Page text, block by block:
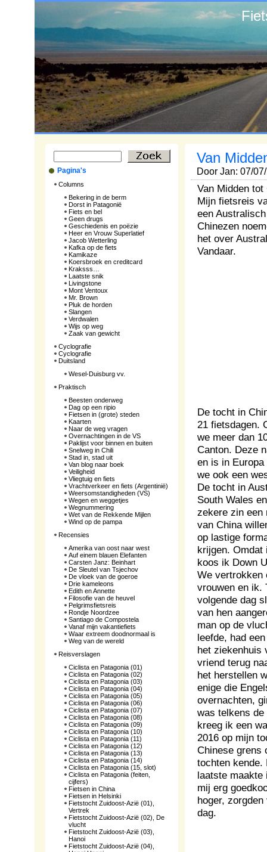
Pagina's
Columns
Bekering in de berm
Dorst in Patagonië
Fiets en bel
Geen drugs
Geschiedenis en poëzie
Heer en Vrouw Superlatief
Jacob Wetterling
Kafka op de fiets
Kamikaze
Koersbroek en creditcard
Kraksss…
Laatste snik
Livingstone
Mont Ventoux
Mr. Brown
Pluk de horden
Slangen
Verdwalen
Wijs op weg
Zaak van gewicht
Cyclografie
Cyclografie
Duitsland
Wesel-Duisburg vv.
Praktisch
Beesten onderweg
Dag op een ripio
Fietsen in (grote) steden
Kaarten
Naar de weg vragen
Overnachtingen in de VS
Paklijst voor binnen en buiten
Snelweg in Chili
Stad in, stad uit
Van blog naar boek
Veiligheid
Vliegtuig en fiets
Vrachtverkeer en fiets (Argentinië)
Weersomstandigheden (VS)
Wegen en weggetjes
Wegnummering
Wet van de Rekkende Mijlen
Wind op de pampa
Recensies
Amerika van oost naar west
Auf einem blauen Elefanten
Carsten Janz: Beinhart
De Sleutel van Tsjechov
De vloek van de goeroe
Drie kameleons
Edith en Annette
Filosofie van de heuvel
Pelgrimsfietsreis
Rondje Noordzee
Santiago de Compostela
Vanaf mijn vakantiefiets
Waar extreem doodnormaal is
Weg van de wereld
Reisverslagen
Ciclista en Patagonia (01)
Ciclista en Patagonia (02)
Ciclista en Patagonia (03)
Ciclista en Patagonia (04)
Ciclista en Patagonia (05)
Ciclista en Patagonia (06)
Ciclista en Patagonia (07)
Ciclista en Patagonia (08)
Ciclista en Patagonia (09)
Ciclista en Patagonia (10)
Ciclista en Patagonia (11)
Ciclista en Patagonia (12)
Ciclista en Patagonia (13)
Ciclista en Patagonia (14)
Ciclista en Patagonia (15, slot)
Ciclista en Patagonia (feiten,
cijfers)
Fietsen in China
Fietsen in Helsinki
Fietstocht Zuidoost-Azië (01),
Vertrek
Fietstocht Zuidoost-Azië (02), De
vlucht
Fietstocht Zuidoost-Azië (03),
Hanoi
Fietstocht Zuidoost-Azië (04),
Van
Door Jan: 07/
Van Midden
Mijn fietsreis
een
Chinezen
het over
Vandaar.
De tocht in
21 fietsdagen.
we meer dan
Canton. Deze
en is in
we ook een
De tocht in
South Wales
zekere zin een
van China
op lastige
krijgen. Omdat
koos ik Down
We vertrokken
vrouwen en ik.
volgende dag
van hen
man op de
leefde, had
het ziekenhuis
vriend terug
het herstellen
enige die
overnachten,
was telkens
kreeg ik een
2016 op mijn
Chinese grens
tochten kende.
laatste maakte
mij erg
hoger,
dag.